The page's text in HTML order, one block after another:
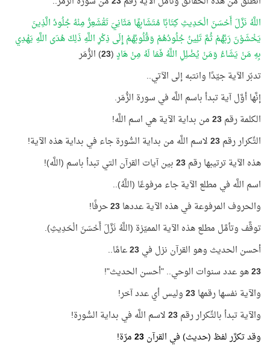
اللَّهُ نَزَّلَ أَحْسَنَ الْحَدِيثِ كِتَابًا مُتَشَابِهًا مَثَانِيَ تَقْشَعِرُّ مِنْهُ جُلُودُ الَّذِينَ
يَخْشَوْنَ رَبَّهُمْ ثُمَّ تَلِينُ جُلُودُهُمْ وَقُلُوبُهُمْ إِلَى ذِكْرِ اللَّهِ ذَلِكَ هُدَى اللَّهِ يَهْدِي
بِهِ مَنْ يَشَاءُ وَمَنْ يُضْلِلِ اللَّهُ فَمَا لَهُ مِنْ هَادٍ(
23) الزُّمَر
تدبّر الآية جيّدًا وانتبه إلى الآتي..
إنَّها أوَّل آية تبدأ باسم اللَّه في سورة الزُّمَر.
الكلمة رقم23من بداية الآية هي اسم اللَّه!
التِّكرار رقم23لاسم اللَّه من بداية السُّورة جاء في بداية هذه الآية!
هذه الآية ترتيبها رقم23بين آيات القرآن التي تبدأ باسم (اللَّه)!
اسم اللَّه في مطلع الآية جاء مرفوعًا (اللَّهُ)..
والحروف المرفوعة في هذه الآية عددها23حرفًا!
توقَّف وتأمَّل مطلع هذه الآية المميّزة (اللَّهُ نَزَّلَ أَحْسَنَ الْحَدِيثِ).
أحسن الحديث وهو القرآن نزل في23عامًا..
23هو عدد سنوات الوحي.. "أحسن الحديث"!
والآية نفسها رقمها23وليس أي عدد آخر!
والآية تبدأ بالتِّكرار رقم23لاسم اللَّه في بداية السُّورة!
وقد تكرَّر لفظ (حديث) في القرآن23مرّة!